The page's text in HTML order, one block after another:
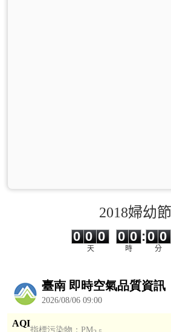
2018婦幼節
0 0 0
天
0
0
0
時
:
0
0
0
0
分